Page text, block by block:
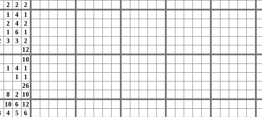
2
2
2
1
4
1
2
4
2
1
6
1
3 3
2
12
10
1
4
1
1
1
26
8
2
10
10 6 12
4 5
6